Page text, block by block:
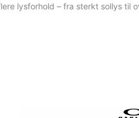
lysforhold – fra sterkt sollys til